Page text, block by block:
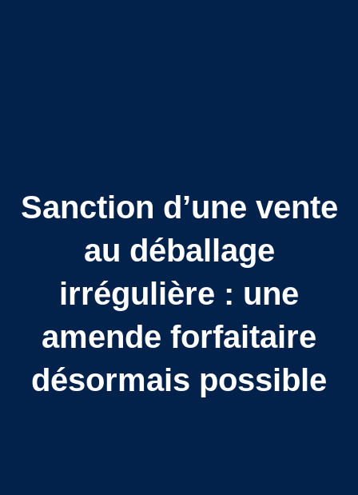
Sanction d’une vente
au déballage
irrégulière : une
amende forfaitaire
désormais possible